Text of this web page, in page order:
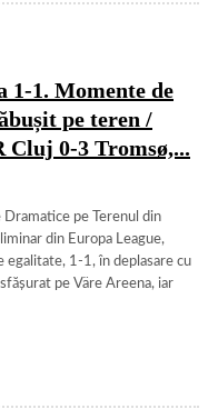
1-1. Momente de
pe teren /
Cluj 0-3 Tromsø,...
pe Terenul din
din Europa League,
1-1, în deplasare cu
pe Väre Areena, iar